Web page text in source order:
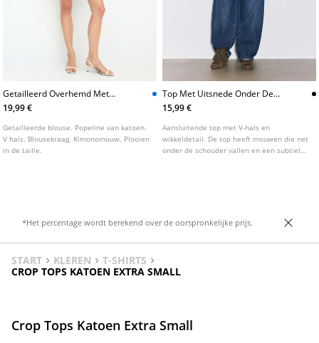
Getailleerd Overhemd Met
Plooien En Kimonomouwen
19,99 €
Getailleerde blouse. Popeline van katoen.
V hals. Blousekraag. Kimonomouw. Plooien
in de taille.
Top Met Uitsnede Onder De
Borst
15,99 €
Aansluitende top met V-hals en
wikkeldetail. De top heeft mouwen die net
onder de schouder vallen en een subtiele
*Het percentage wordt berekend over de oorspronkelijke prijs.
START KLEREN
T-SHIRTS
CROP TOPS KATOEN EXTRA SMALL
Crop Tops Katoen Extra Small